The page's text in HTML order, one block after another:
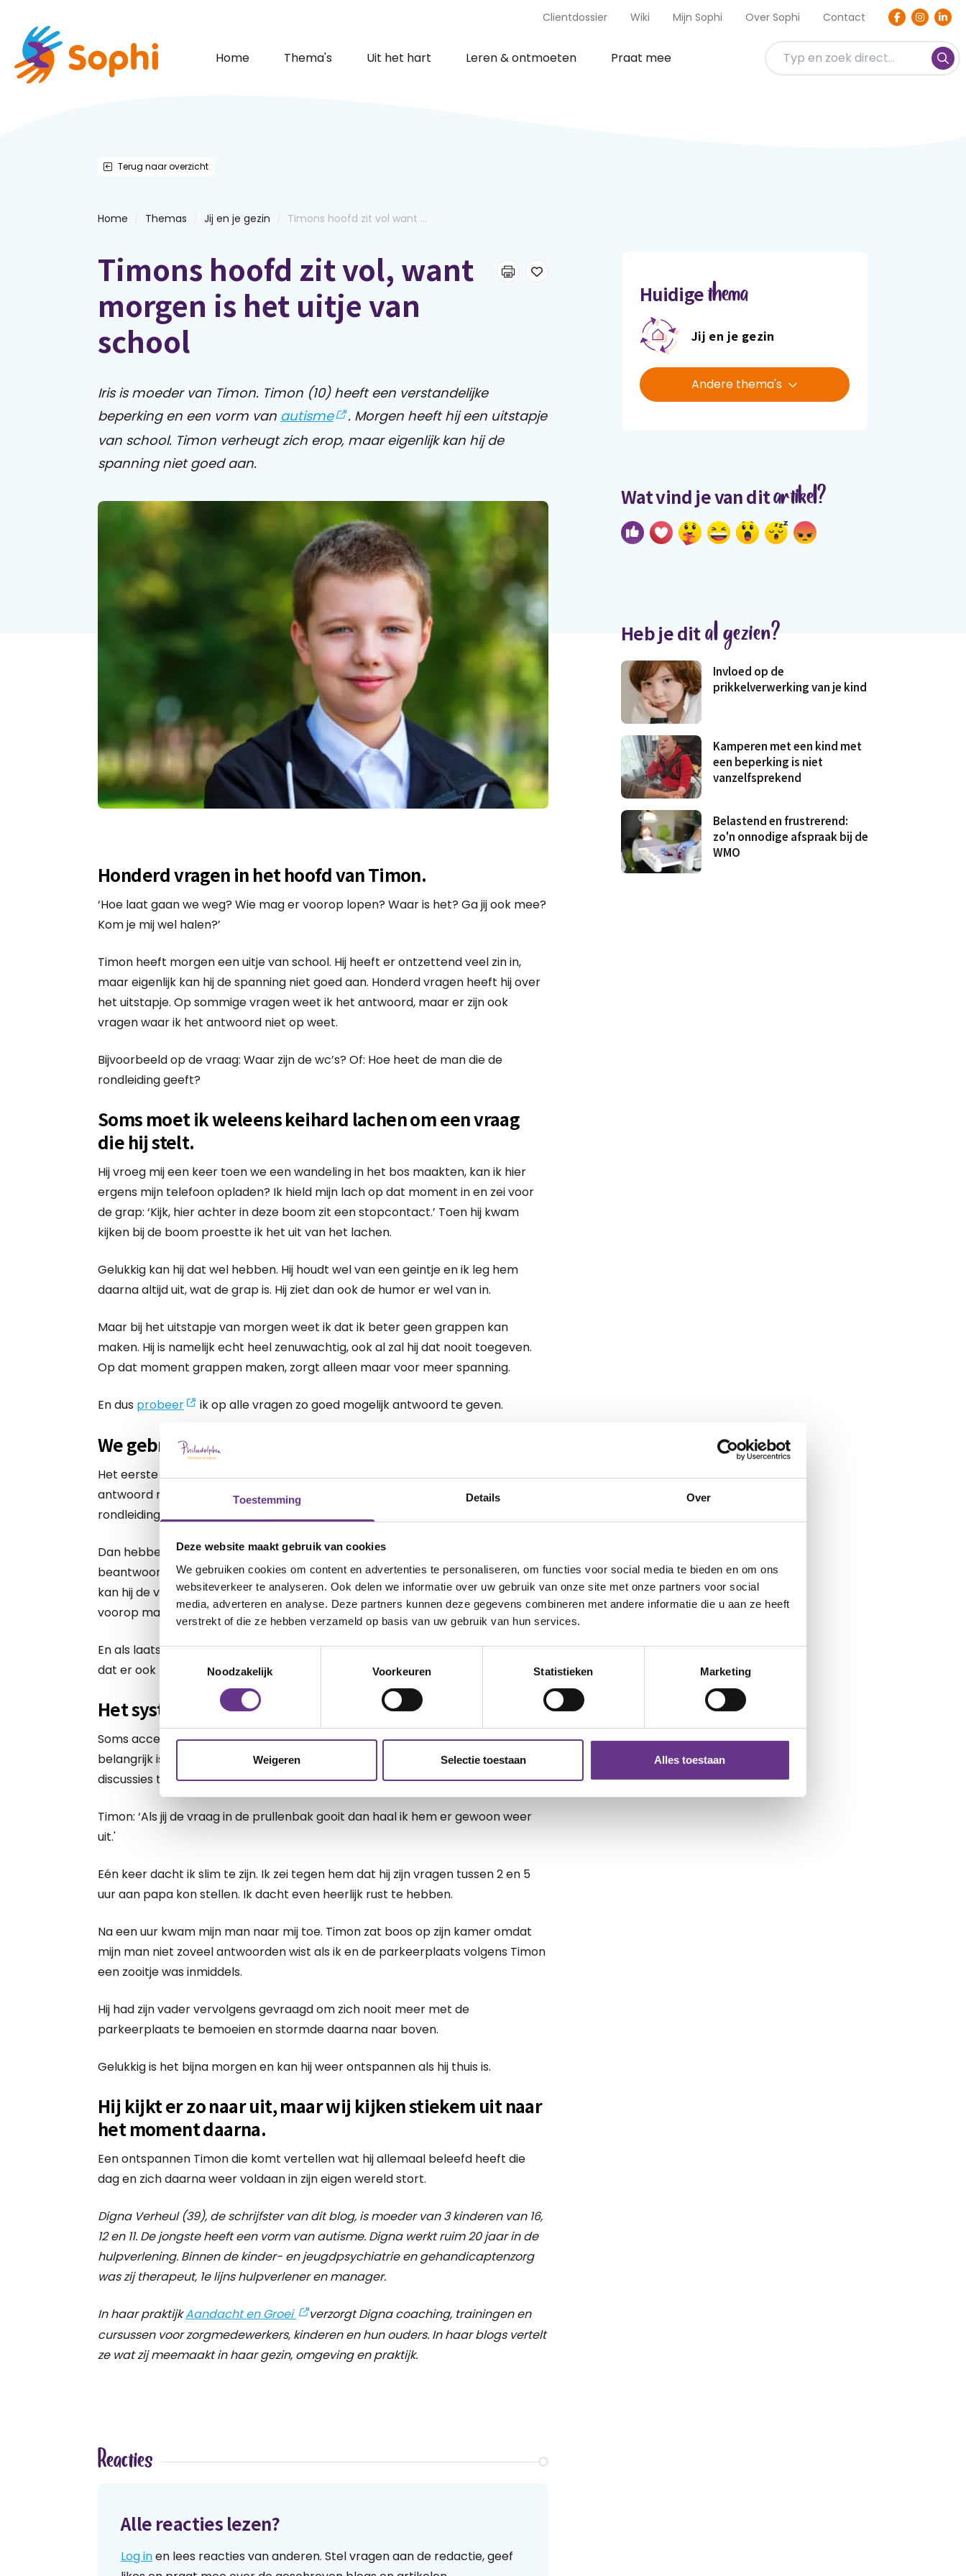
Toestemming Details Over
Deze website maakt gebruik van cookies
We gebruiken cookies om content en advertenties te personaliseren, om functies voor social media te bieden en om ons
websiteverkeer te analyseren. Ook delen we informatie over uw gebruik van onze site met onze partners voor social
media, adverteren en analyse. Deze partners kunnen deze gegevens combineren met andere informatie die u aan ze heeft
verstrekt of die ze hebben verzameld op basis van uw gebruik van hun services.
Toestemmingsselectie
Noodzakelijk
Voorkeuren Statistieken Marketing
Weigeren Selectie toestaan Alles toestaan
Clientdossier Wiki Mijn Sophi Over Sophi Contact
Home Thema's Uit het hart Leren & ontmoeten Praat mee
Terug naar overzicht
Home Themas Jij en je gezin Timons hoofd zit vol want ...
Timons hoofd zit vol, want
morgen is het uitje van
school
Iris is moeder van Timon. Timon (10) heeft een verstandelijke
beperking en een vorm van autisme
. Morgen heeft hij een uitstapje
van school. Timon verheugt zich erop, maar eigenlijk kan hij de
spanning niet goed aan.
Honderd vragen in het hoofd van Timon.
‘Hoe laat gaan we weg? Wie mag er voorop lopen? Waar is het? Ga jij ook mee?
Kom je mij wel halen?’
Timon heeft morgen een uitje van school. Hij heeft er ontzettend veel zin in,
maar eigenlijk kan hij de spanning niet goed aan. Honderd vragen heeft hij over
het uitstapje. Op sommige vragen weet ik het antwoord, maar er zijn ook
vragen waar ik het antwoord niet op weet.
Bijvoorbeeld op de vraag: Waar zijn de wc’s? Of: Hoe heet de man die de
rondleiding geeft?
Soms moet ik weleens keihard lachen om een vraag
die hij stelt.
Hij vroeg mij een keer toen we een wandeling in het bos maakten, kan ik hier
ergens mijn telefoon opladen? Ik hield mijn lach op dat moment in en zei voor
de grap: ‘Kijk, hier achter in deze boom zit een stopcontact.’ Toen hij kwam
kijken bij de boom proestte ik het uit van het lachen.
Gelukkig kan hij dat wel hebben. Hij houdt wel van een geintje en ik leg hem
daarna altijd uit, wat de grap is. Hij ziet dan ook de humor er wel van in.
Maar bij het uitstapje van morgen weet ik dat ik beter geen grappen kan
maken. Hij is namelijk echt heel zenuwachtig, ook al zal hij dat nooit toegeven.
Op dat moment grappen maken, zorgt alleen maar voor meer spanning.
En dus probeer ik op alle vragen zo goed mogelijk antwoord te geven.
We gebruiken drie vakjes om de vragen in te delen.
Het eerste vakje is de prullenbak. Daar gaan alle vragen in waarvan het
antwoord niet belangrijk is voor het uitstapje. De vraag welke man de
rondleiding geeft kan bijvoorbeeld naar de prullenbak.
Dan hebben we de parkeerplaats. Alle vragen die alleen de juf kan
beantwoorden mogen naar de parkeerplaats. Morgen als hij de juf weer ziet
kan hij de vragen van de parkeerplaats stellen aan haar. Zoals de vraag wie er
voorop mag lopen.
En als laatste hebben we de vragen die we kunnen beantwoorden. Gelukkig zijn
dat er ook heel veel.
Het systeem is helaas niet waterdicht.
Soms accepteert hij niet dat ik een vraag niet weet of dat de vraag niet
belangrijk is en naar de prullenbak mag. We komen dan in van die gezellige
discussies terecht.
Timon: ‘Als jij de vraag in de prullenbak gooit dan haal ik hem er gewoon weer
uit.'
Eén keer dacht ik slim te zijn. Ik zei tegen hem dat hij zijn vragen tussen 2 en 5
uur aan papa kon stellen. Ik dacht even heerlijk rust te hebben.
Na een uur kwam mijn man naar mij toe. Timon zat boos op zijn kamer omdat
mijn man niet zoveel antwoorden wist als ik en de parkeerplaats volgens Timon
een zooitje was inmiddels.
Hij had zijn vader vervolgens gevraagd om zich nooit meer met de
parkeerplaats te bemoeien en stormde daarna naar boven.
Gelukkig is het bijna morgen en kan hij weer ontspannen als hij thuis is.
Hij kijkt er zo naar uit, maar wij kijken stiekem uit naar
het moment daarna.
Een ontspannen Timon die komt vertellen wat hij allemaal beleefd heeft die
dag en zich daarna weer voldaan in zijn eigen wereld stort.
Digna Verheul (39), de schrijfster van dit blog, is moeder van 3 kinderen van 16,
12 en 11. De jongste heeft een vorm van autisme. Digna werkt ruim 20 jaar in de
hulpverlening. Binnen de kinder- en jeugdpsychiatrie en gehandicaptenzorg
was zij therapeut, 1e lijns hulpverlener en manager.
In haar praktijkAandacht en Groei
verzorgt Digna coaching, trainingen en
cursussen voor zorgmedewerkers, kinderen en hun ouders. In haar blogs vertelt
ze wat zij meemaakt in haar gezin, omgeving en praktijk.
Reacties
Alle reacties lezen?
Log inen lees reacties van anderen. Stel vragen aan de redactie, geef
Huidigethema
Jij en je gezin
Andere thema's
Wat vind je van ditartikel?
Heb je dital gezien?
Invloed op de
prikkelverwerking van je kind
Kamperen met een kind met
een beperking is niet
vanzelfsprekend
Belastend en frustrerend:
zo'n onnodige afspraak bij de
WMO